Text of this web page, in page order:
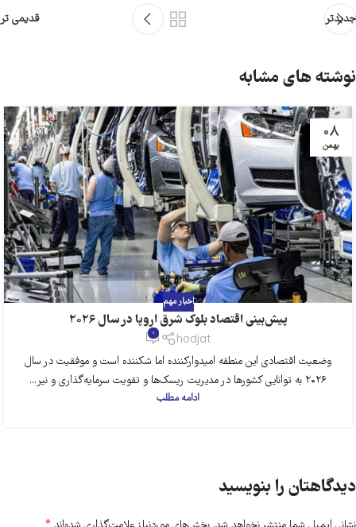
جدیدتر قدیمی تر
نوشته های مشابه
08
بهمن
اخبار مهم
پیش‌بینی اقتصاد بلوک شرق اروپا در سال 2026
hodjat
0
وضعیت اقتصادی این منطقه امیدوارکننده اما شکننده است و موفقیت در سال
۲۰۲۶ به توانایی کشورها در مدیریت ریسک‌ها و تقویت سرمایه‌گذاری و نیر...
ادامه مطلب
دیدگاهتان را بنویسید